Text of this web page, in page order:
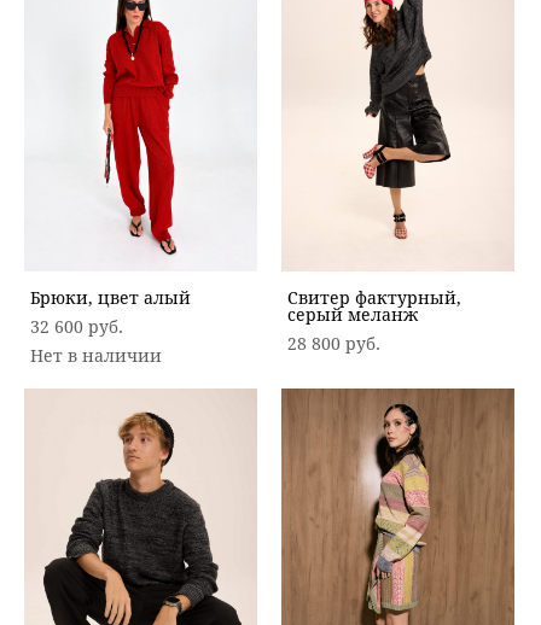
Брюки, цвет алый
32 600 pуб.
Нет в наличии
Свитер фактурный,
серый меланж
28 800 pуб.